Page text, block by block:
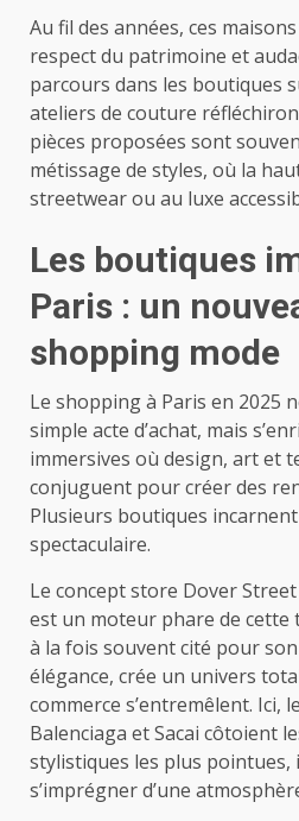
Au fil des années, ces
respect du patrimoine et
parcours dans les boutiques
ateliers de couture
pièces proposées sont
métissage de styles, où la
streetwear ou au luxe
Les boutiques
Paris : un
shopping mode
Le shopping à Paris en 2025
simple acte d’achat, mais
immersives où design, art et
conjuguent pour créer des
Plusieurs boutiques
spectaculaire.
Le concept store Dover
est un moteur phare de cette
à la fois souvent cité pour
élégance, crée un univers
commerce s’entremêlent. Ici,
Balenciaga et Sacai côtoient
stylistiques les plus
s’imprégner d’une